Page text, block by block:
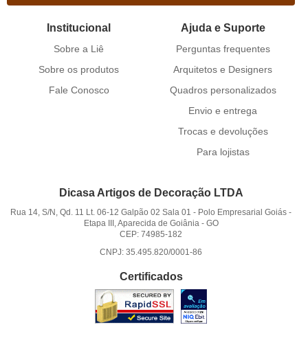
Institucional
Sobre a Liê
Sobre os produtos
Fale Conosco
Ajuda e Suporte
Perguntas frequentes
Arquitetos e Designers
Quadros personalizados
Envio e entrega
Trocas e devoluções
Para lojistas
Dicasa Artigos de Decoração LTDA
Rua 14, S/N, Qd. 11 Lt. 06-12 Galpão 02 Sala 01 - Polo Empresarial Goiás -
Etapa III, Aparecida de Goiânia - GO
CEP: 74985-182
CNPJ: 35.495.820/0001-86
Certificados